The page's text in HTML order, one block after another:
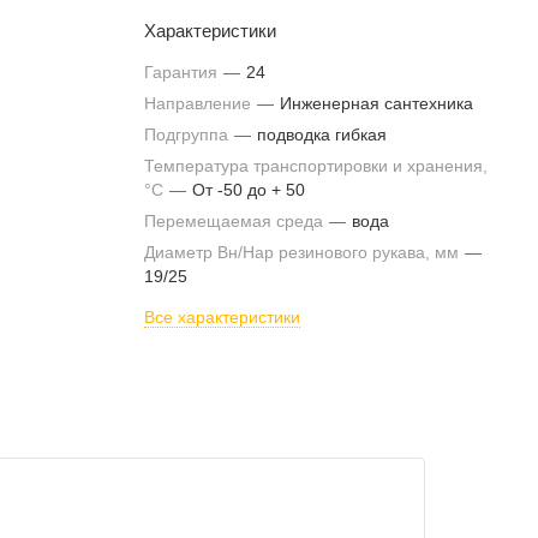
Характеристики
Гарантия — 24
Направление — Инженерная сантехника
Подгруппа — подводка гибкая
Температура транспортировки и хранения,
°С — От -50 до + 50
Перемещаемая среда — вода
Диаметр Вн/Нар резинового рукава, мм —
19/25
Все характеристики